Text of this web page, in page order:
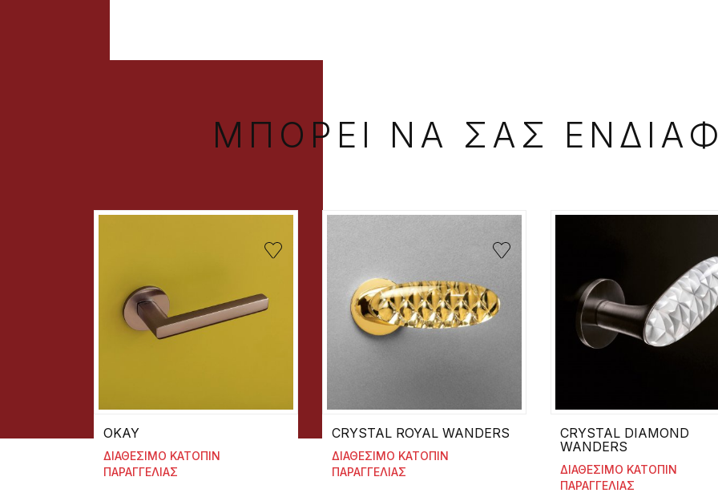
ΜΠΟΡΕΙ ΝΑ ΣΑΣ
OKAY
ΔΙΑΘΕΣΙΜΟ ΚΑΤΟΠΙΝ
ΠΑΡΑΓΓΕΛΙΑΣ
CRYSTAL ROYAL WANDERS
ΔΙΑΘΕΣΙΜΟ ΚΑΤΟΠΙΝ
ΠΑΡΑΓΓΕΛΙΑΣ
CRYSTAL DIAMOND
WANDERS
ΔΙΑΘΕΣΙΜΟ ΚΑΤΟΠΙΝ
ΠΑΡΑΓΓΕΛΙΑΣ